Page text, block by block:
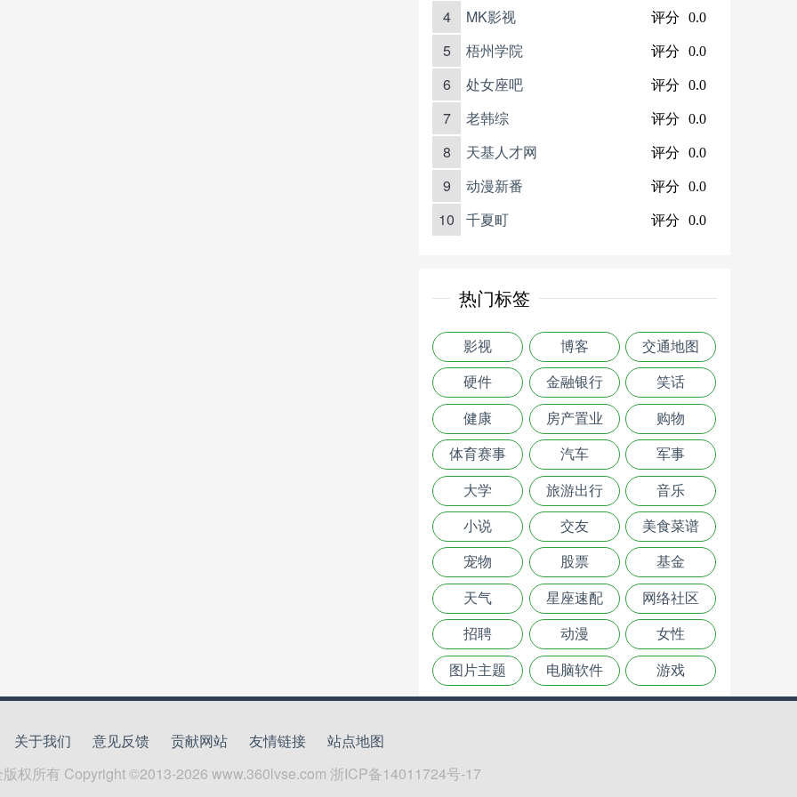
4 MK影视 评分 0.0
5 梧州学院 评分 0.0
6 处女座吧 评分 0.0
7 老韩综 评分 0.0
8 天基人才网 评分 0.0
9 动漫新番 评分 0.0
10 千夏町 评分 0.0
热门标签
影视 博客 交通地图
硬件 金融银行 笑话
健康 房产置业 购物
体育赛事 汽车 军事
大学 旅游出行 音乐
小说 交友 美食菜谱
宠物 股票 基金
天气 星座速配 网络社区
招聘 动漫 女性
图片主题 电脑软件 游戏
关于我们 意见反馈 贡献网站 友情链接
站点地图
版权所有 Copyright ©2013-2026 www.360lvse.com 浙ICP备14011724号-17